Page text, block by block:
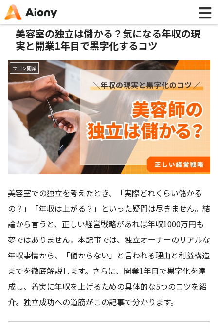
美容室の独立は儲かる？気になる年収の現
実と開業1年目で黒字化するコツ
サロン開業
美容室での独立を考えたとき、「実際どれくらい儲かる
の？」「年収は上がる？」といった疑問は尽きません。結
論から言うと、正しい経営戦略があれば年収1000万円も
夢ではありません。本記事では、独立オーナーのリアルな
年収事情から、「儲からない」と言われる理由と利益構造
までを徹底解説します。さらに、開業1年目で黒字化を達
成し、着実に年収を上げるための具体的な5つのコツを紹
介。独立成功への道筋がこの記事で分かります。